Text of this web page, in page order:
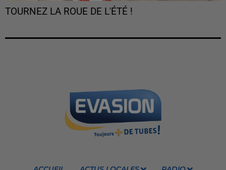
TOURNEZ LA ROUE DE L'ÉTÉ !